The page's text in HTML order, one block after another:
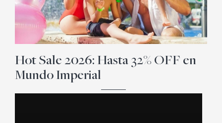
Hot Sale 2026: Hasta 32% OFF en
Mundo Imperial